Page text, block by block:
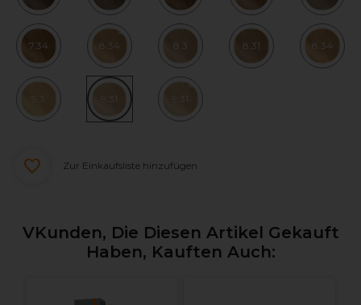
7.34 8.34 8.3 8.31 8.34
9.3 9.31 9.31
Zur Einkaufsliste hinzufügen
VKunden, Die Diesen Artikel Gekauft
Haben, Kauften Auch: